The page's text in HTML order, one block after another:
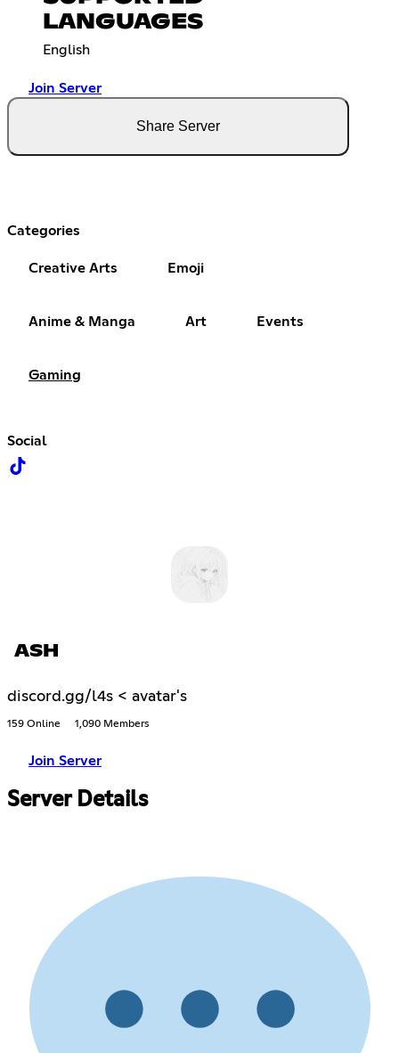
LANGUAGES
English
Join Server
Share Server
Categories
Creative Arts Emoji
Anime & Manga Art Events
Gaming
Social
ASH
discord.gg/l4s < avatar's
159 Online 1,090 Members
Join Server
Server Details